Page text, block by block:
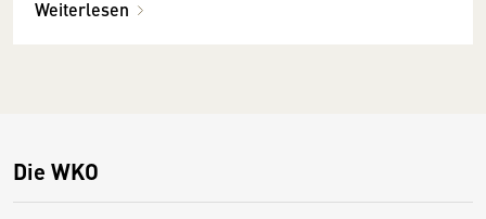
Weiterlesen
Die WKO